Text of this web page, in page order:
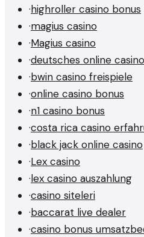
·highroller casino bonus
·magius casino
·Magius casino
·deutsches online
·bwin casino freispiele
·online casino bonus
·n1 casino bonus
·costa rica casino
·black jack online casino
·Lex casino
·lex casino auszahlung
·casino siteleri
·baccarat live dealer
·casino bonus